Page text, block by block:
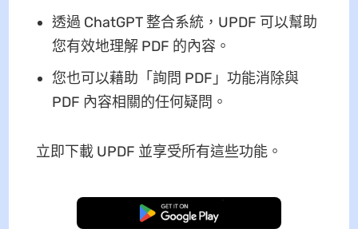
透過 ChatGPT 整合系統，UPDF 可以幫助
您有效地理解 PDF 的內容。
您也可以藉助「詢問 PDF」功能消除與
PDF 內容相關的任何疑問。
立即下載 UPDF 並享受所有這些功能。
免費下載